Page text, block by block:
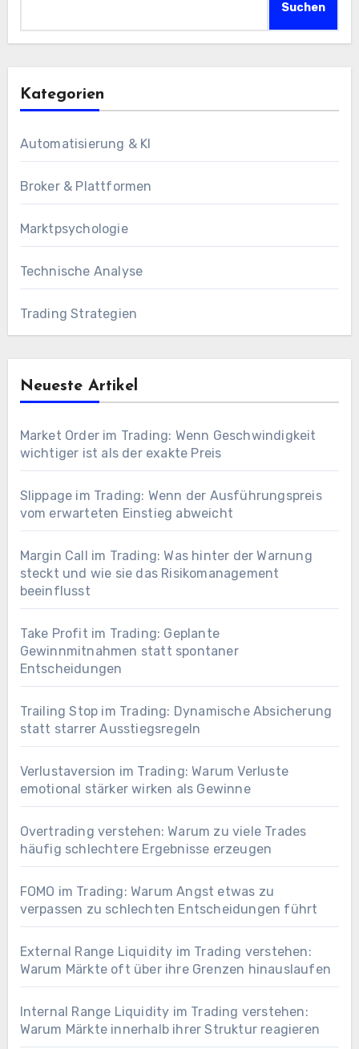
Suchen
Kategorien
Automatisierung & KI
Broker & Plattformen
Marktpsychologie
Technische Analyse
Trading Strategien
Neueste Artikel
Market Order im Trading: Wenn Geschwindigkeit
wichtiger ist als der exakte Preis
Slippage im Trading: Wenn der Ausführungspreis
vom erwarteten Einstieg abweicht
Margin Call im Trading: Was hinter der Warnung
steckt und wie sie das Risikomanagement
beeinflusst
Take Profit im Trading: Geplante
Gewinnmitnahmen statt spontaner
Entscheidungen
Trailing Stop im Trading: Dynamische Absicherung
statt starrer Ausstiegsregeln
Verlustaversion im Trading: Warum Verluste
emotional stärker wirken als Gewinne
Overtrading verstehen: Warum zu viele Trades
häufig schlechtere Ergebnisse erzeugen
FOMO im Trading: Warum Angst etwas zu
verpassen zu schlechten Entscheidungen führt
External Range Liquidity im Trading verstehen:
Warum Märkte oft über ihre Grenzen hinauslaufen
Internal Range Liquidity im Trading verstehen:
Warum Märkte innerhalb ihrer Struktur reagieren